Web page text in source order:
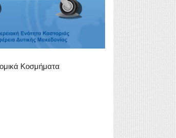
Κοσμήματα